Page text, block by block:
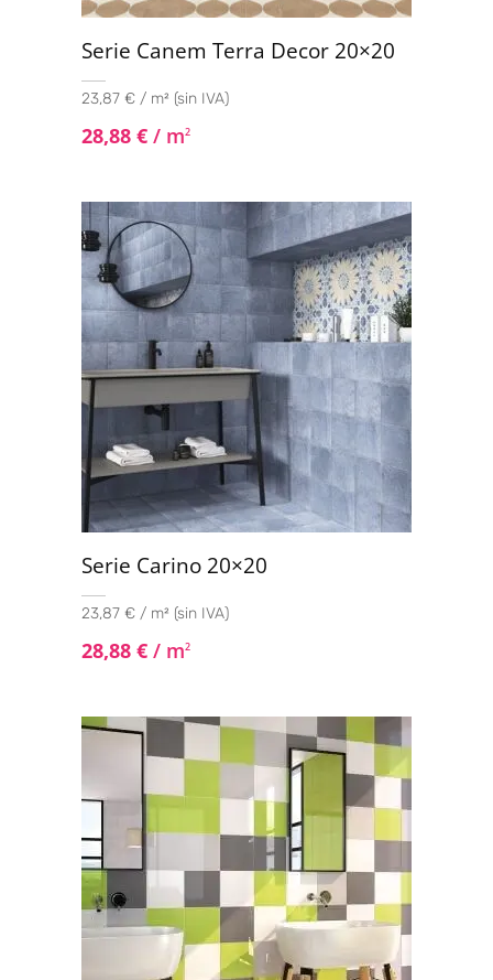
Serie Canem Terra Decor 20×20
23,87 € / m² (sin IVA)
28,88 € / m2
Serie Carino 20×20
23,87 € / m² (sin IVA)
28,88 € / m2